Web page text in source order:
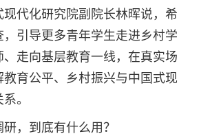
现代化研究院副院长林晖说，希
引导更多青年学生走进乡村学
走向基层教育一线，在真实场
教育公平、乡村振兴与中国式现
。
，到底有什么用？